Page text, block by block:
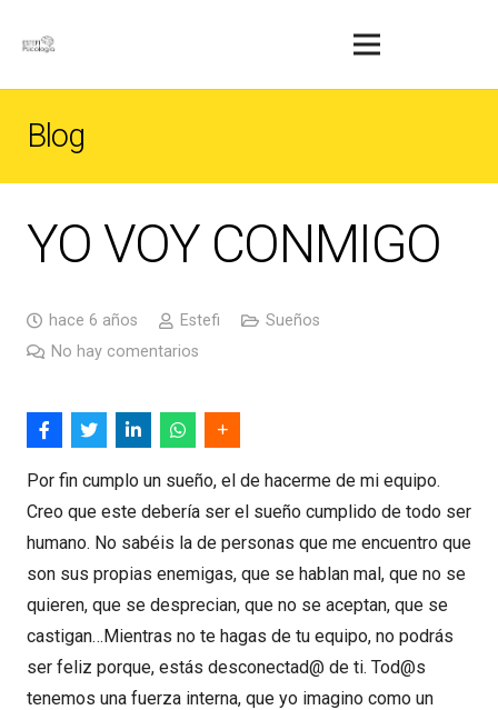
Blog
YO VOY CONMIGO
hace 6 años Estefi
Sueños
No hay comentarios
Por fin cumplo un sueño, el de hacerme de mi equipo.
Creo que este debería ser el sueño cumplido de todo ser
humano. No sabéis la de personas que me encuentro que
son sus propias enemigas, que se hablan mal, que no se
quieren, que se desprecian, que no se aceptan, que se
castigan…Mientras no te hagas de tu equipo, no podrás
ser feliz porque, estás desconectad@ de ti. Tod@s
tenemos una fuerza interna, que yo imagino como un